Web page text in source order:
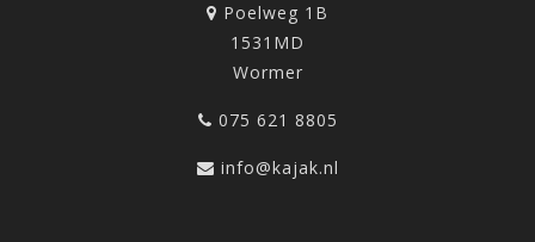
Poelweg 1B
1531MD
Wormer
075 621 8805
info@kajak.nl